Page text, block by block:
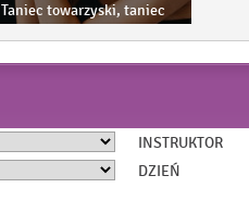
Taniec towarzyski, taniec
INSTRUKTOR
DZIEŃ